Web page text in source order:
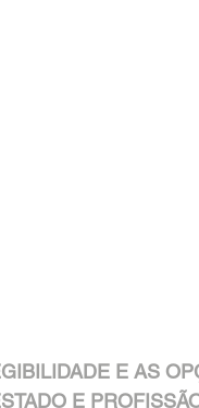
E AS
E